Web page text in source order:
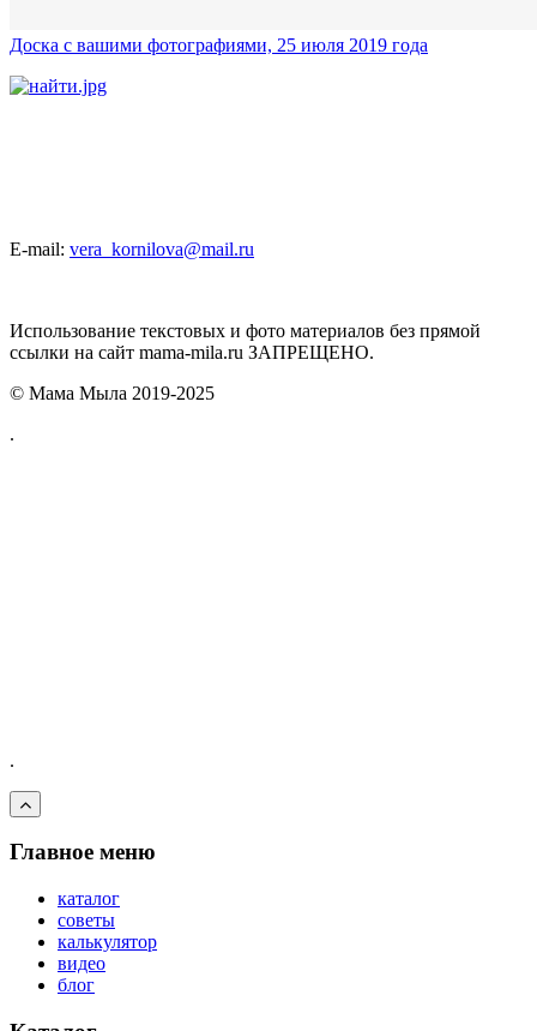
Доска с вашими фотографиями, 25 июля 2019 года
E-mail: vera_kornilova@mail.ru
Использование текстовых и фото материалов без прямой
ссылки на сайт mama-mila.ru ЗАПРЕЩЕНО.
© Мама Мыла 2019-2025
.
.
Главное меню
каталог
советы
калькулятор
видео
блог